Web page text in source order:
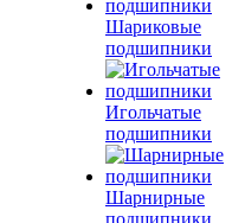
Шариковые
подшипники
Игольчатые
подшипники
Шарнирные
подшипники